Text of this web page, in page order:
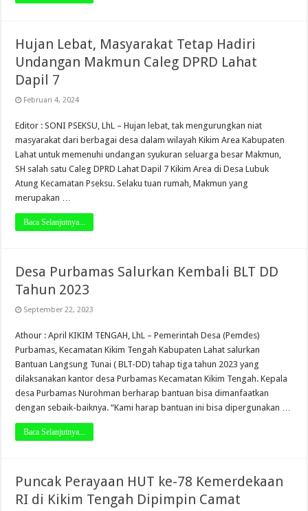
Hujan Lebat, Masyarakat Tetap Hadiri
Undangan Makmun Caleg DPRD Lahat
Dapil 7
Februari 4, 2024
Editor : SONI PSEKSU, LhL – Hujan lebat, tak mengurungkan niat
masyarakat dari berbagai desa dalam wilayah Kikim Area Kabupaten
Lahat untuk memenuhi undangan syukuran seluarga besar Makmun,
SH salah satu Caleg DPRD Lahat Dapil 7 Kikim Area di Desa Lubuk
Atung Kecamatan Pseksu. Selaku tuan rumah, Makmun yang
merupakan …
Baca Selanjutnya...
Desa Purbamas Salurkan Kembali BLT DD
Tahun 2023
September 22, 2023
Athour : April KIKIM TENGAH, LhL – Pemerintah Desa (Pemdes)
Purbamas, Kecamatan Kikim Tengah Kabupaten Lahat salurkan
Bantuan Langsung Tunai ( BLT-DD) tahap tiga tahun 2023 yang
dilaksanakan kantor desa Purbamas Kecamatan Kikim Tengah. Kepala
desa Purbamas Nurohman berharap bantuan bisa dimanfaatkan
dengan sebaik-baiknya. “Kami harap bantuan ini bisa dipergunakan …
Baca Selanjutnya...
Puncak Perayaan HUT ke-78 Kemerdekaan
RI di Kikim Tengah Dipimpin Camat